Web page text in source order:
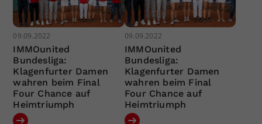
09.09.2022
IMMOunited
Bundesliga:
Klagenfurter Damen
wahren beim Final
Four Chance auf
Heimtriumph
09.09.2022
IMMOunited
Bundesliga:
Klagenfurter Damen
wahren beim Final
Four Chance auf
Heimtriumph